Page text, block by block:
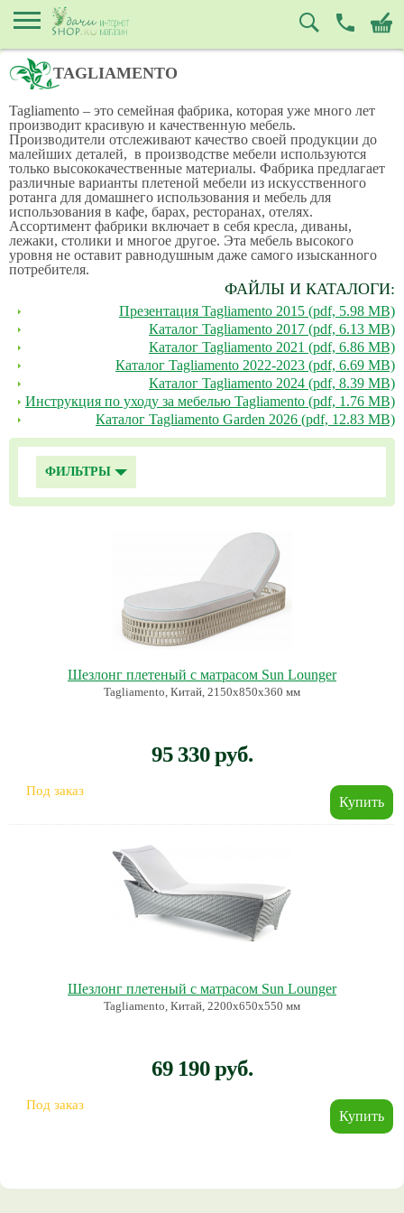
TAGLIAMENTO
Tagliamento – это семейная фабрика, которая уже много лет
производит красивую и качественную мебель.
Производители отслеживают качество своей продукции до
малейших деталей, в производстве мебели используются
только высококачественные материалы. Фабрика предлагает
различные варианты плетеной мебели из искусственного
ротанга для домашнего использования и мебель для
использования в кафе, барах, ресторанах, отелях.
Ассортимент фабрики включает в себя кресла, диваны,
лежаки, столики и многое другое. Эта мебель высокого
уровня не оставит равнодушным даже самого изысканного
потребителя.
ФАЙЛЫ И КАТАЛОГИ:
Презентация Tagliamento 2015 (pdf, 5.98 MB)
Каталог Tagliamento 2017 (pdf, 6.13 MB)
Каталог Tagliamento 2021 (pdf, 6.86 MB)
Каталог Tagliamento 2022-2023 (pdf, 6.69 MB)
Каталог Tagliamento 2024 (pdf, 8.39 MB)
Инструкция по уходу за мебелью Tagliamento (pdf, 1.76 MB)
Каталог Tagliamento Garden 2026 (pdf, 12.83 MB)
ФИЛЬТРЫ
Шезлонг плетеный с матрасом Sun Lounger
Tagliamento, Китай, 2150х850х360 мм
95 330 руб.
Под заказ
Шезлонг плетеный с матрасом Sun Lounger
Tagliamento, Китай, 2200х650х550 мм
69 190 руб.
Под заказ